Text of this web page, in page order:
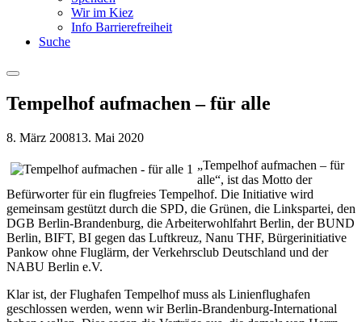
Wir im Kiez
Info Barrierefreiheit
Suche
Menu
Tempelhof aufmachen – für alle
8. März 200813. Mai 2020
„Tempelhof aufmachen – für
alle“, ist das Motto der
Befürworter für ein flugfreies Tempelhof. Die Initiative wird
gemeinsam gestützt durch die SPD, die Grünen, die Linkspartei, den
DGB Berlin-Brandenburg, die Arbeiterwohlfahrt Berlin, der BUND
Berlin, BIFT, BI gegen das Luftkreuz, Nanu THF, Bürgerinitiative
Pankow ohne Fluglärm, der Verkehrsclub Deutschland und der
NABU Berlin e.V.
Klar ist, der Flughafen Tempelhof muss als Linienflughafen
geschlossen werden, wenn wir Berlin-Brandenburg-International